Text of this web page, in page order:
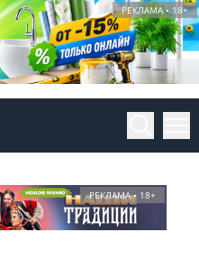
РЕКЛАМА • 18+
РЕКЛАМА • 18+